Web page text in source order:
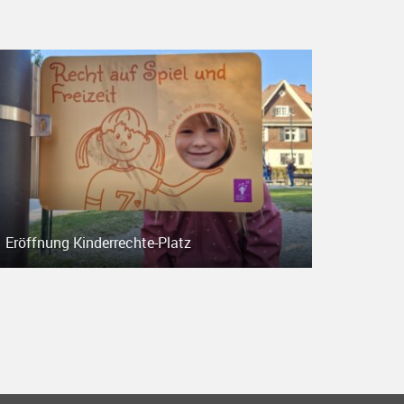
Eröffnung Kinderrechte-Platz